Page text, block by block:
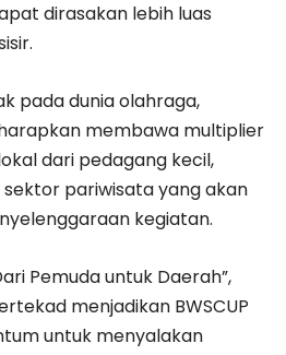
dirasakan lebih luas
pada dunia olahraga,
membawa multiplier
dari pedagang kecil,
sektor pariwisata yang akan
kegiatan.
Pemuda untuk Daerah”,
menjadikan BWSCUP
untuk menyalakan